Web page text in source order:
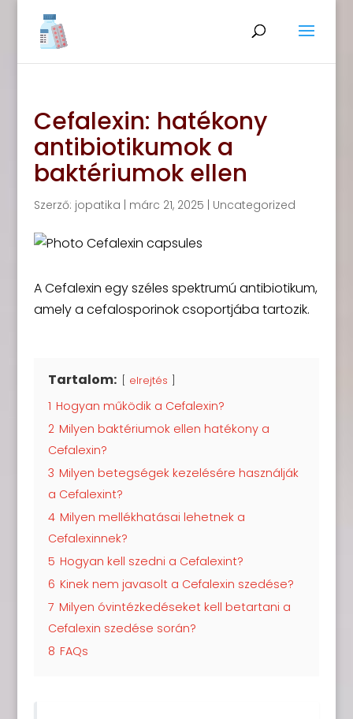
Cefalexin: hatékony
antibiotikumok a
baktériumok ellen
Szerző: jopatika márc 21, 2025 Uncategorized
A Cefalexin egy széles spektrumú antibiotikum,
amely a cefalosporinok csoportjába tartozik.
Tartalom: elrejtés
1 Hogyan működik a Cefalexin?
2 Milyen baktériumok ellen hatékony a
Cefalexin?
3 Milyen betegségek kezelésére használják
a Cefalexint?
4 Milyen mellékhatásai lehetnek a
Cefalexinnek?
5 Hogyan kell szedni a Cefalexint?
6 Kinek nem javasolt a Cefalexin szedése?
7 Milyen óvintézkedéseket kell betartani a
Cefalexin szedése során?
8 FAQs